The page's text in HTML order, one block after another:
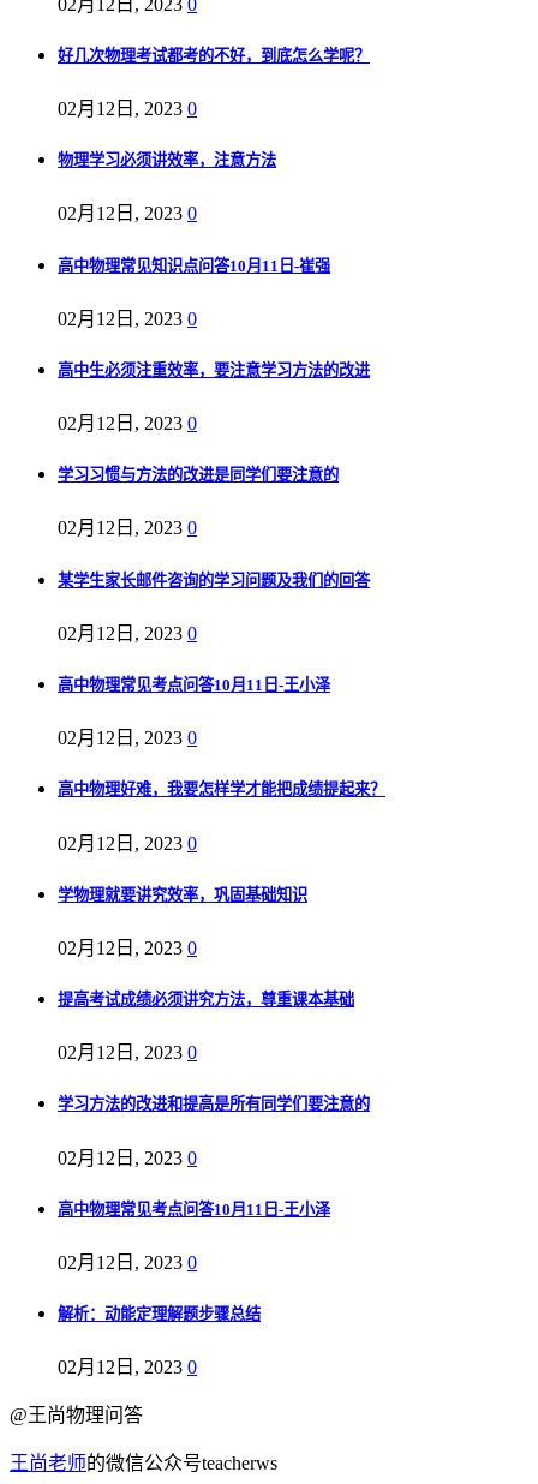
好几次物理考试都考的不好，到底怎么学呢？
02月12日, 2023 0
物理学习必须讲效率，注意方法
02月12日, 2023 0
高中物理常见知识点问答10月11日-崔强
02月12日, 2023 0
高中生必须注重效率，要注意学习方法的改进
02月12日, 2023 0
学习习惯与方法的改进是同学们要注意的
02月12日, 2023 0
某学生家长邮件咨询的学习问题及我们的回答
02月12日, 2023 0
高中物理常见考点问答10月11日-王小泽
02月12日, 2023 0
高中物理好难，我要怎样学才能把成绩提起来？
02月12日, 2023 0
学物理就要讲究效率，巩固基础知识
02月12日, 2023 0
提高考试成绩必须讲究方法，尊重课本基础
02月12日, 2023 0
学习方法的改进和提高是所有同学们要注意的
02月12日, 2023 0
高中物理常见考点问答10月11日-王小泽
02月12日, 2023 0
解析：动能定理解题步骤总结
02月12日, 2023 0
@王尚物理问答
王尚老师的微信公众号teacherws